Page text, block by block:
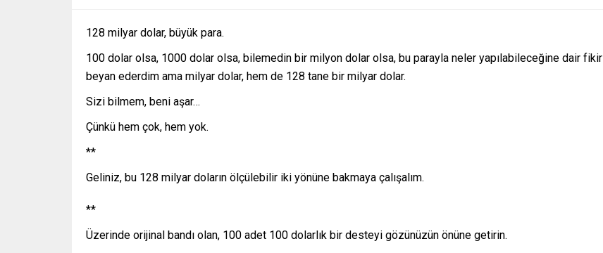
128 milyar dolar, büyük para.
100 dolar olsa, 1000 dolar olsa, bilemedin bir milyon dolar olsa, bu parayla neler yapılabileceğine dair fikir
beyan ederdim ama milyar dolar, hem de 128 tane bir milyar dolar.
Sizi bilmem, beni aşar…
Çünkü hem çok, hem yok.
**
Geliniz, bu 128 milyar doların ölçülebilir iki yönüne bakmaya çalışalım.
**
Üzerinde orijinal bandı olan, 100 adet 100 dolarlık bir desteyi gözünüzün önüne getirin.